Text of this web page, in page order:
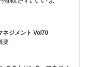
ネジメント Vol70
要